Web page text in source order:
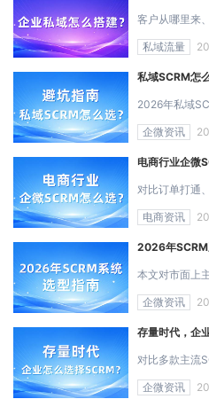
私域流量
2026年私域
企微资讯
电商资讯
企微资讯
企微资讯